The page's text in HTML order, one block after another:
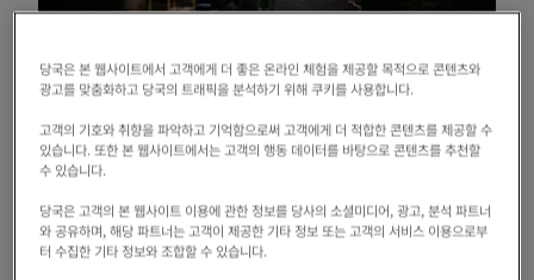
작은 골목과 나가야가 남아있는 것도 키타 가가야의 원 풍경 중 하
나
당국은 본 웹사이트에서 고객에게 더 좋은 온라인 체험을 제공할 목적으로 콘텐츠와
광고를 맞춤화하고 당국의 트래픽을 분석하기 위해 쿠키를 사용합니다.
고객의 기호와 취향을 파악하고 기억함으로써 고객에게 더 적합한 콘텐츠를 제공할 수
있습니다. 또한 본 웹사이트에서는 고객의 행동 데이터를 바탕으로 콘텐츠를 추천할
수 있습니다.
당국은 고객의 본 웹사이트 이용에 관한 정보를 당사의 소셜미디어, 광고, 분석 파트너
와 공유하며, 해당 파트너는 고객이 제공한 기타 정보 또는 고객의 서비스 이용으로부
터 수집한 기타 정보와 조합할 수 있습니다.